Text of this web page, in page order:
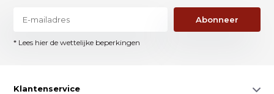
Abonneer
* Lees hier de wettelijke beperkingen
Klantenservice